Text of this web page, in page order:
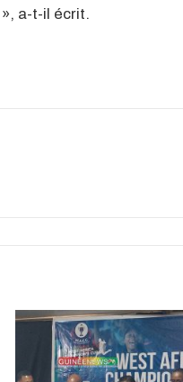
», a-t-il écrit.